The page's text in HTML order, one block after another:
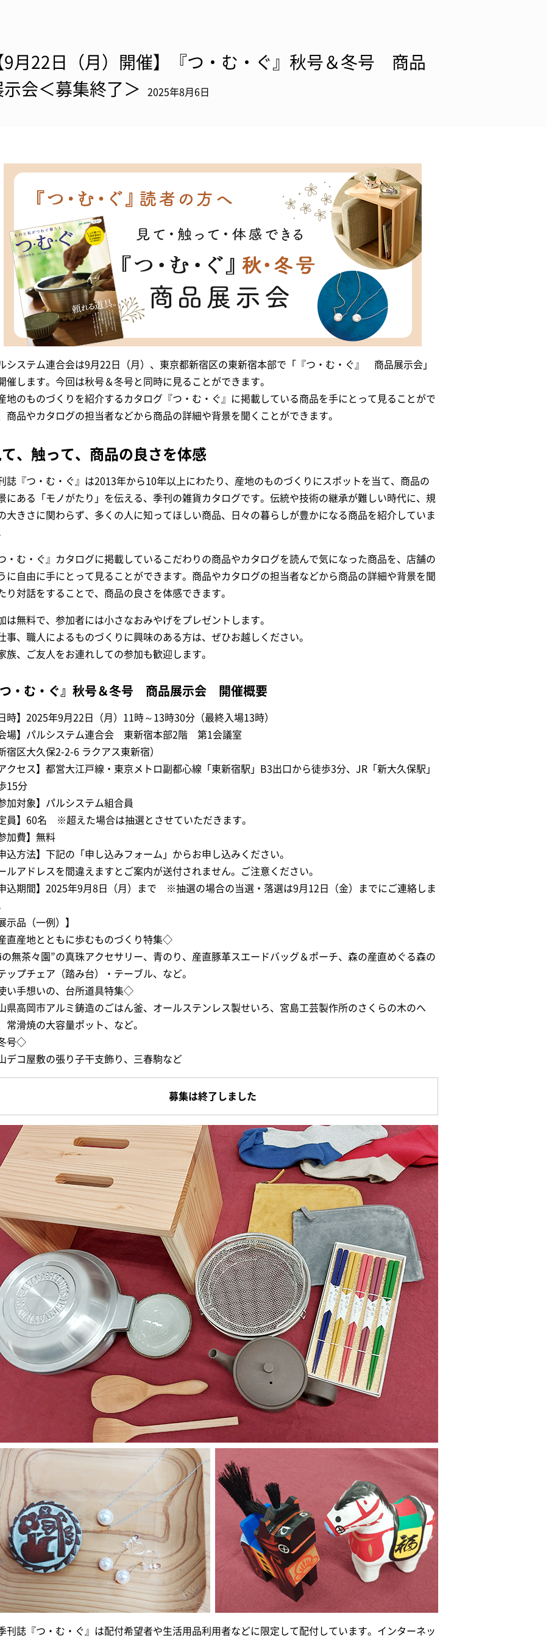
9月22日（月）開催】『つ・む・ぐ』秋号＆冬号 商品
示会＜募集終了＞
2025年8月6日
システム連合会は9月22日（月）、東京都新宿区の東新宿本部で「『つ・む・ぐ』 商品展示会」
催します。今回は秋号＆冬号と同時に見ることができます。
地のものづくりを紹介するカタログ『つ・む・ぐ』に掲載している商品を手にとって見ることがで
商品やカタログの担当者などから商品の詳細や背景を聞くことができます。
、触って、商品の良さを体感
誌『つ・む・ぐ』は2013年から10年以上にわたり、産地のものづくりにスポットを当て、商品の
にある「モノがたり」を伝える、季刊の雑貨カタログです。伝統や技術の継承が難しい時代に、規
大きさに関わらず、多くの人に知ってほしい商品、日々の暮らしが豊かになる商品を紹介していま
・む・ぐ』カタログに掲載しているこだわりの商品やカタログを読んで気になった商品を、店舗の
に自由に手にとって見ることができます。商品やカタログの担当者などから商品の詳細や背景を聞
り対話をすることで、商品の良さを体感できます。
は無料で、参加者には小さなおみやげをプレゼントします。
事、職人によるものづくりに興味のある方は、ぜひお越しください。
族、ご友人をお連れしての参加も歓迎します。
・む・ぐ』秋号＆冬号 商品展示会 開催概要
時】2025年9月22日（月）11時～13時30分（最終入場13時）
場】パルシステム連合会 東新宿本部2階 第1会議室
宿区大久保2-2-6 ラクアス東新宿）
クセス】都営大江戸線・東京メトロ副都心線「東新宿駅」B3出口から徒歩3分、JR「新大久保駅」
15分
加対象】パルシステム組合員
員】60名 ※超えた場合は抽選とさせていただきます。
加費】無料
込方法】下記の「申し込みフォーム」からお申し込みください。
ルアドレスを間違えますとご案内が送付されません。ご注意ください。
込期間】2025年9月8日（月）まで ※抽選の場合の当選・落選は9月12日（金）までにご連絡しま
示品（一例）】
直産地とともに歩むものづくり特集◇
の無茶々園”の真珠アクセサリー、青のり、産直豚革スエードバッグ＆ポーチ、森の産直めぐる森の
ップチェア（踏み台）・テーブル、など。
い手想いの、台所道具特集◇
県高岡市アルミ鋳造のごはん釜、オールステンレス製せいろ、宮島工芸製作所のさくらの木のへ
常滑焼の大容量ポット、など。
号◇
デコ屋敷の張り子干支飾り、三春駒など
募集は終了しました
刊誌『つ・む・ぐ』は配付希望者や生活用品利用者などに限定して配付しています。インターネッ